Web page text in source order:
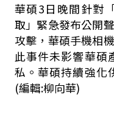
華碩3日晚間針對
取」緊急發布公開
攻擊，華碩手機相
此事件未影響華碩
私。華碩持續強化
(編輯:柳向華)